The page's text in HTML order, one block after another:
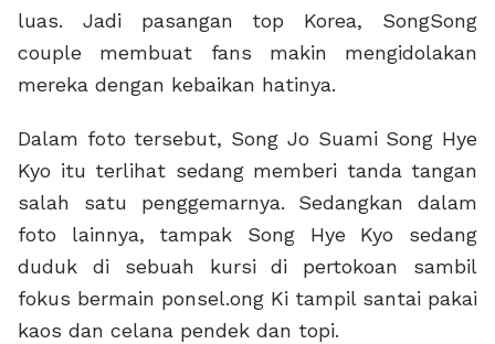
luas. Jadi pasangan top Korea, SongSong
couple membuat fans makin mengidolakan
mereka dengan kebaikan hatinya.
Dalam foto tersebut, Song Jo Suami Song Hye
Kyo itu terlihat sedang memberi tanda tangan
salah satu penggemarnya. Sedangkan dalam
foto lainnya, tampak Song Hye Kyo sedang
duduk di sebuah kursi di pertokoan sambil
fokus bermain ponsel.ong Ki tampil santai pakai
kaos dan celana pendek dan topi.